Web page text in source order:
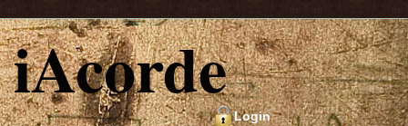
iAcorde
Login